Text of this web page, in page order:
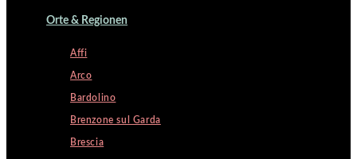
Orte & Regionen
Affi
Arco
Bardolino
Brenzone sul Garda
Brescia